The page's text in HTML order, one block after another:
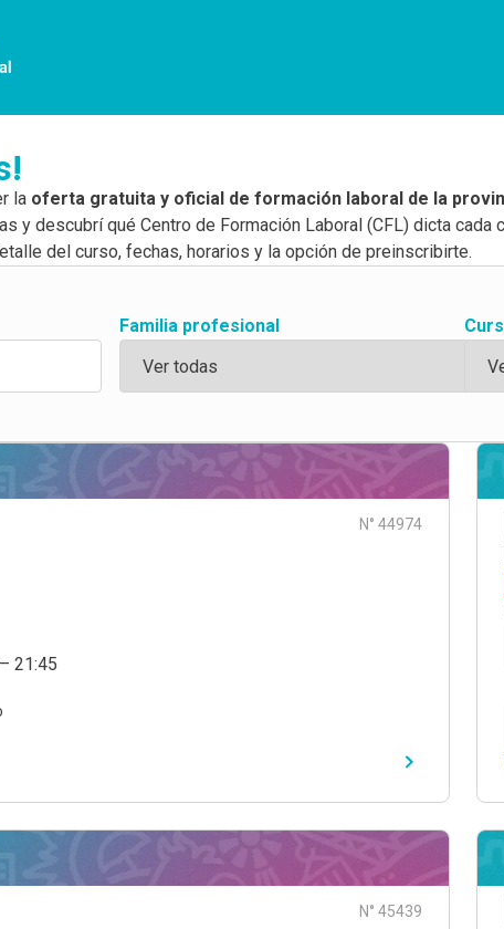
la oferta gratuita y oficial de formación laboral de la
y descubrí qué Centro de Formación Laboral (CFL) dicta cada
del curso, fechas, horarios y la opción de preinscribirte.
Familia profesional
N° 44974
21:45
N° 45439